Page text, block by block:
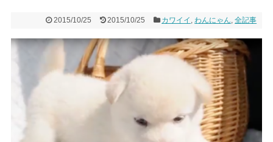
2015/10/25 2015/10/25 カワイイ わんにゃん ,全記事